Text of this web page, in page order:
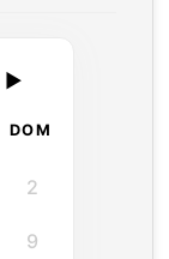
▶
DOM
2
9